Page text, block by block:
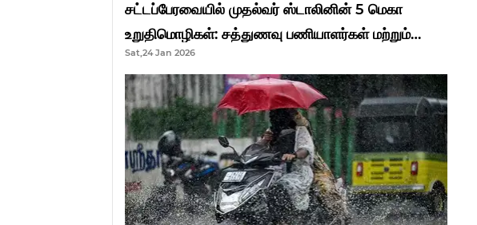
சட்டப்பேரவையில் முதல்வர் ஸ்டாலினின் 5 மெகா
உறுதிமொழிகள்: சத்துணவு பணியாளர்கள் மற்றும்
ஆசிரியர்களுக்கு ஜாக்பாட்!
Sat,24 Jan 2026